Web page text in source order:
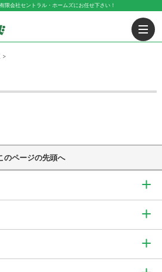
限会社セントラル・ホームズにお任せ下さい！
のページの先頭へ